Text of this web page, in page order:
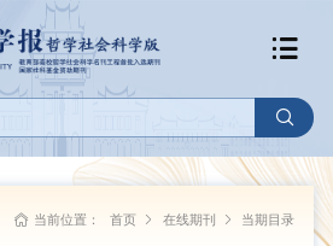
当前位置： 首页 在线期刊 当期目录